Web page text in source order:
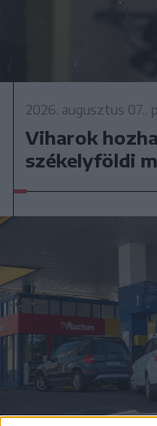
2026. augusztus 07.,
Viharok
székelyföldi